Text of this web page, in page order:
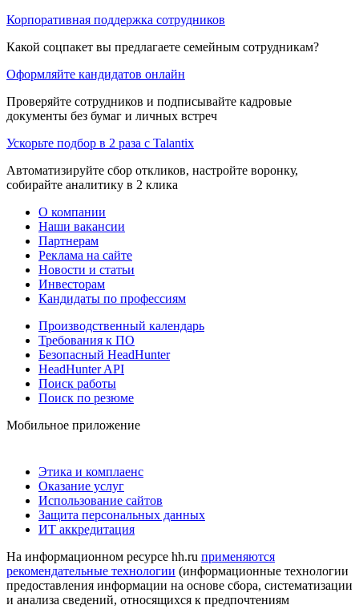
Корпоративная поддержка сотрудников
Какой соцпакет вы предлагаете семейным сотрудникам?
Оформляйте кандидатов онлайн
Проверяйте сотрудников и подписывайте кадровые
документы без бумаг и личных встреч
Ускорьте подбор в 2 раза с Talantix
Автоматизируйте сбор откликов, настройте воронку,
собирайте аналитику в 2 клика
О компании
Наши вакансии
Партнерам
Реклама на сайте
Новости и статьи
Инвесторам
Кандидаты по профессиям
Производственный календарь
Требования к ПО
Безопасный HeadHunter
HeadHunter API
Поиск работы
Поиск по резюме
Мобильное приложение
Этика и комплаенс
Оказание услуг
Использование сайтов
Защита персональных данных
ИТ аккредитация
На информационном ресурсе hh.ru применяются
рекомендательные технологии (информационные технологии
предоставления информации на основе сбора, систематизации
и анализа сведений, относящихся к предпочтениям